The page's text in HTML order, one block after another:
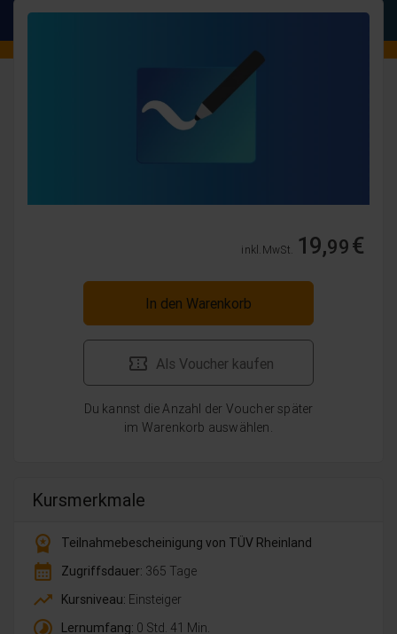
inkl. MwSt. 19,99€
In den Warenkorb
Als Voucher kaufen
Du kannst die Anzahl der Voucher später
im Warenkorb auswählen.
Kursmerkmale
workspace_premium
Teilnahmebescheinigung von TÜV Rheinland
calendar_month Zugriffsdauer: 365 Tage
trending_up Kursniveau: Einsteiger
timelapse Lernumfang: 0 Std. 41 Min.